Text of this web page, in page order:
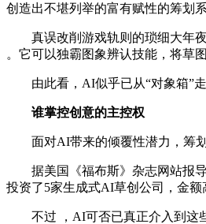
创造出不堪列举的富有赋性的筹划系列
真误改削游戏轨则的琐细大年
。它可以独霸图象辨认技能，将
由此看 ，AI似乎已从“对象箱”走
谁掌控创意的主控权
面对AI带来的倾覆性潜力，筹
据美国《福布斯》杂志网站报
投资了5家生成式AI草创公司 ，金额
不过 ，AI可否已真正介入到